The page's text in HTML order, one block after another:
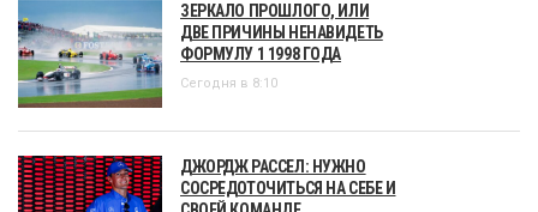
ЗЕРКАЛО ПРОШЛОГО, ИЛИ
ДВЕ ПРИЧИНЫ НЕНАВИДЕТЬ
ФОРМУЛУ 1 1998 ГОДА
Сегодня в 8:10
ДЖОРДЖ РАССЕЛ: НУЖНО
СОСРЕДОТОЧИТЬСЯ НА СЕБЕ И